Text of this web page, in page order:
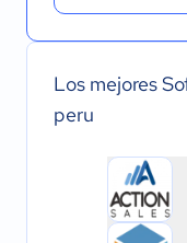
Los mejores
peru